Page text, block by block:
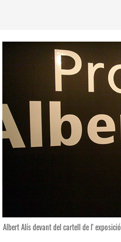
Albert Alís devant del cartell de l' exposició